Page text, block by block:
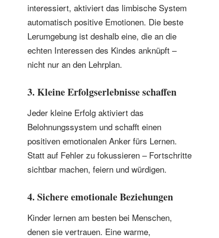
interessiert, aktiviert das limbische System
automatisch positive Emotionen. Die beste
Lerumgebung ist deshalb eine, die an die
echten Interessen des Kindes anknüpft –
nicht nur an den Lehrplan.
3. Kleine Erfolgserlebnisse schaffen
Jeder kleine Erfolg aktiviert das
Belohnungssystem und schafft einen
positiven emotionalen Anker fürs Lernen.
Statt auf Fehler zu fokussieren – Fortschritte
sichtbar machen, feiern und würdigen.
4. Sichere emotionale Beziehungen
Kinder lernen am besten bei Menschen,
denen sie vertrauen. Eine warme,